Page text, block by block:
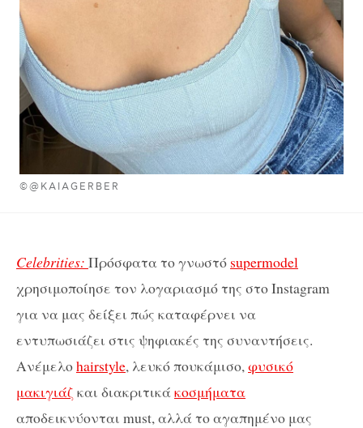
©@KAIAGERBER
Celebrities: Πρόσφατα το γνωστό supermodel
χρησιμοποίησε τον λογαριασμό της στο Instagram
για να μας δείξει πώς καταφέρνει να
εντυπωσιάζει στις ψηφιακές της συναντήσεις.
Ανέμελοhairstyle, λευκό πουκάμισο, φυσικό
μακιγιάζ και διακριτικάκοσμήματα
αποδεικνύονται must, αλλά το αγαπημένο μας